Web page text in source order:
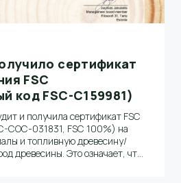
сертификат
FSC
код FSC-C159981)
и получила сертификат FSC
COC-031831, FSC 100%) на
и топливную древесину/
древесины. Это означает, что